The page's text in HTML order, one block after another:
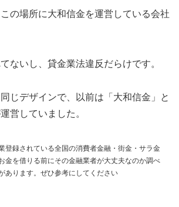
の場所に大和信金を運営している会社
ないし、貸金業法違反だらけです。
じデザインで、以前は「大和信金」と
営していました。